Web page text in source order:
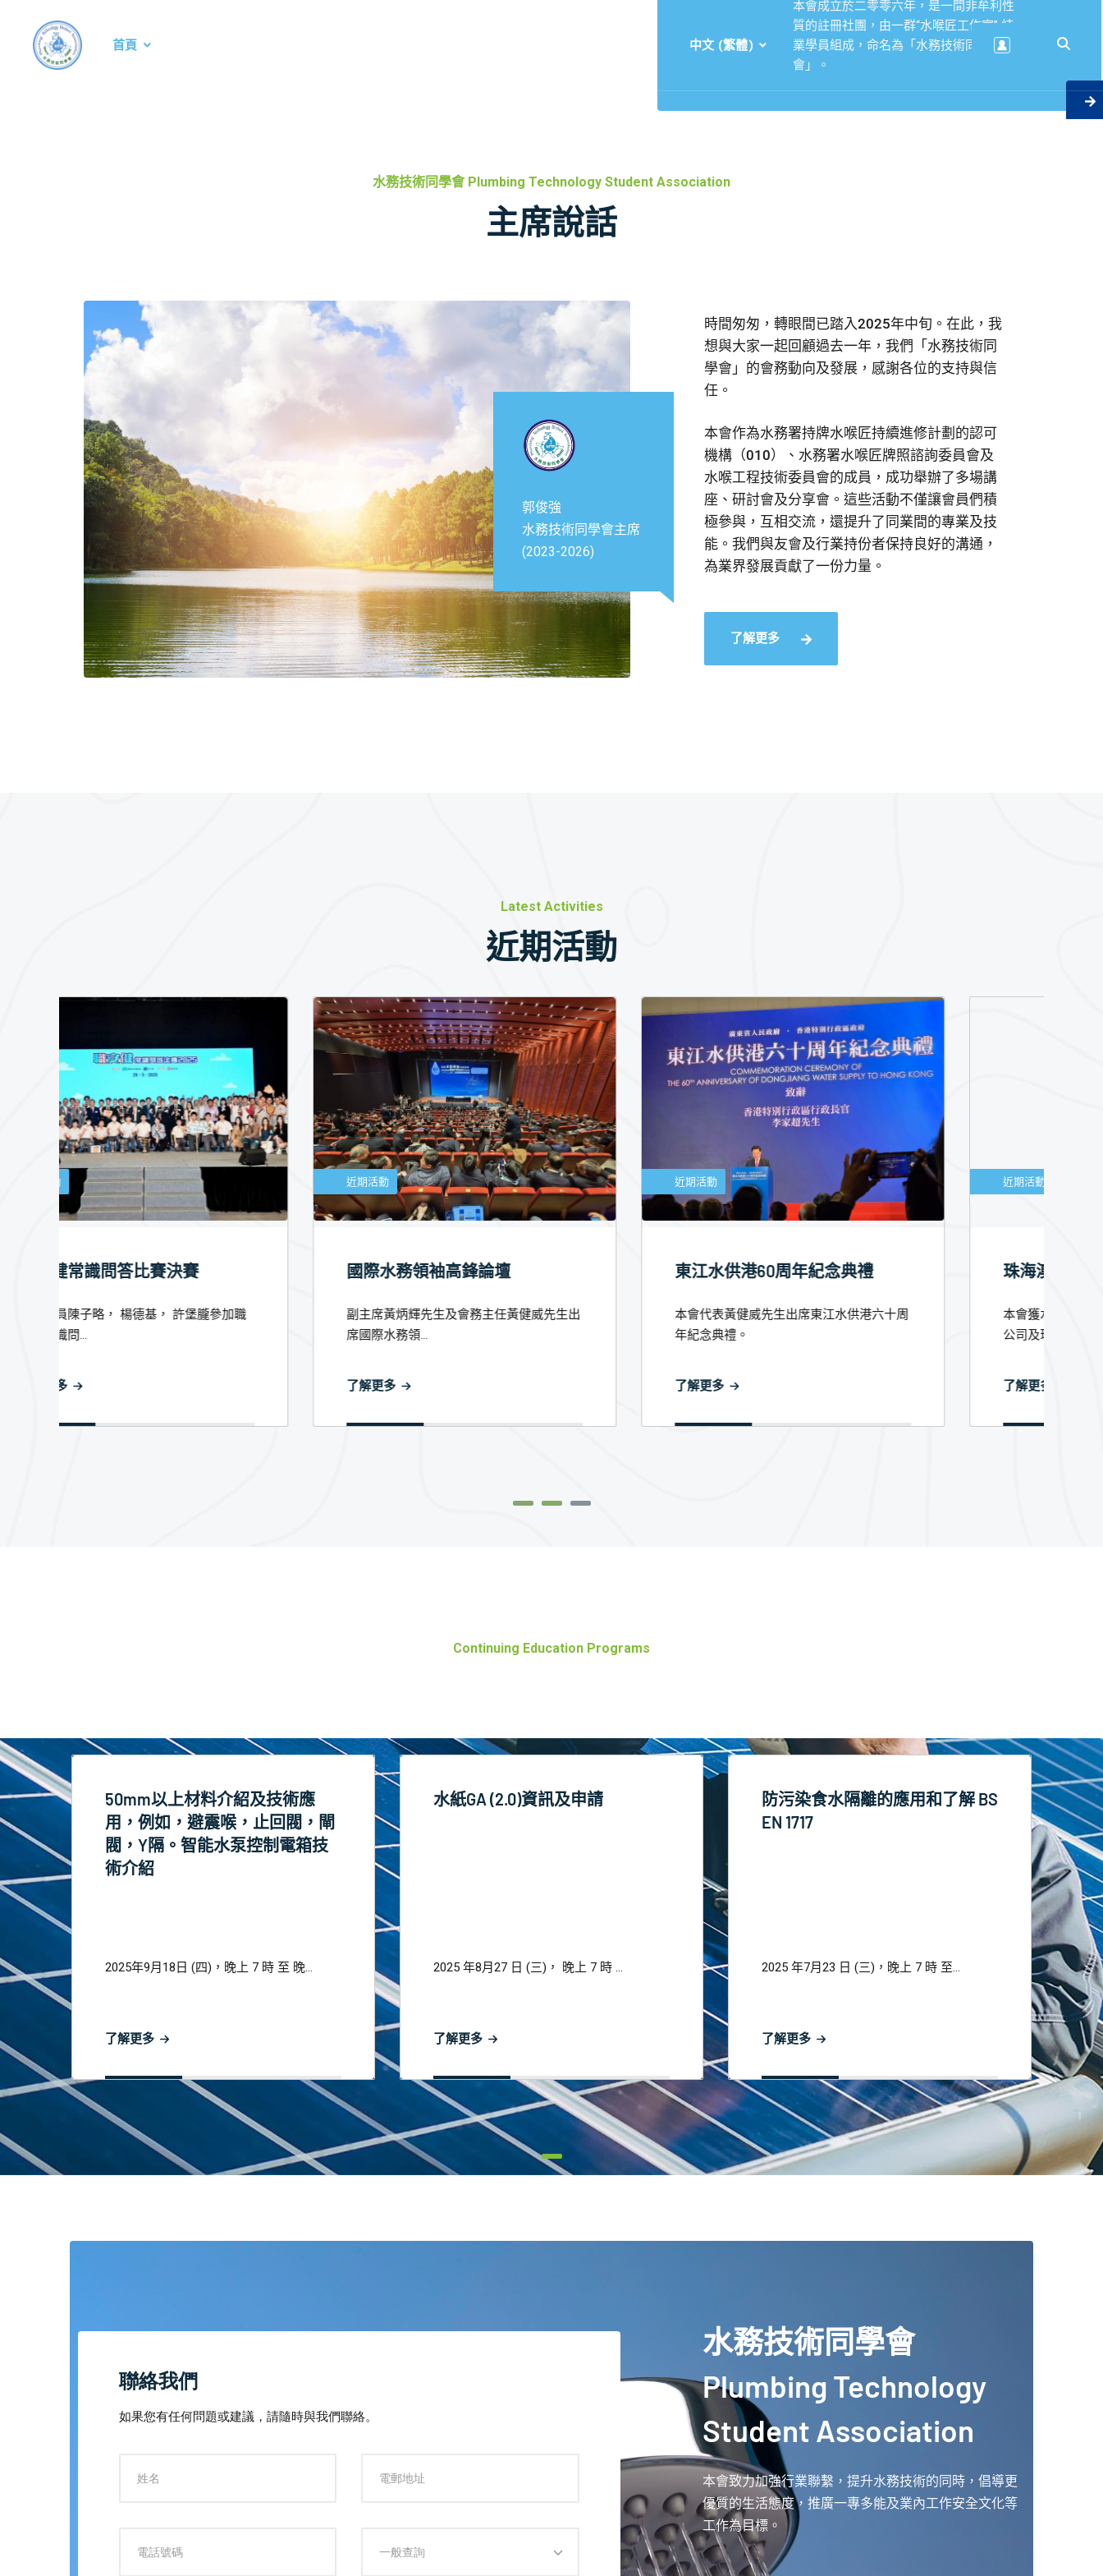
首頁 中文 (繁體)
本會成立於二零零六年，是一間非牟利性
質的註冊社團，由一群“水喉匠工作室” 結
業學員組成，命名為「水務技術同學
會」。
水務技術同學會 Plumbing Technology Student Association
主席說話
郭俊強
水務技術同學會主席
(2023-2026)
時間匆匆，轉眼間已踏入2025年中旬。在此，我
想與大家一起回顧過去一年，我們「水務技術同
學會」的會務動向及發展，感謝各位的支持與信
任。
本會作為水務署持牌水喉匠持續進修計劃的認可
機構（010）、水務署水喉匠牌照諮詢委員會及
水喉工程技術委員會的成員，成功舉辦了多場講
座、研討會及分享會。這些活動不僅讓會員們積
極參與，互相交流，還提升了同業間的專業及技
能。我們與友會及行業持份者保持良好的溝通，
為業界發展貢獻了一份力量。
了解更多
Latest Activities
近期活動
近期活動
國際水務領袖高鋒論壇
副主席黃炳輝先生及會務主任黃健威先生出
近期活動
東江水供港60周年紀念典禮
本會代表黃健威先生出席東江水供港六十周
近期活動
珠海澳門水庫參觀
本會獲水務署邀請參觀澳門自來水股份有限
Continuing Education Programs
50mm以上材料介紹及技術應
用，例如，避震喉，止回閥，閘
閥，Y隔。智能水泵控制電箱技
術介紹
2025年9月18日 (四)，晚上 7 時 至 晚...
了解更多
水紙GA (2.0)資訊及申請
2025 年8月27 日 (三)， 晚上 7 時 ...
了解更多
防污染食水隔離的應用和了解 BS
EN 1717
2025 年7月23 日 (三)，晚上 7 時 至...
了解更多
聯絡我們
如果您有任何問題或建議，請隨時與我們聯絡。
一般查詢
水務技術同學會
Plumbing Technology
Student Association
本會致力加強行業聯繫，提升水務技術的同時，倡導更
優質的生活態度，推廣一專多能及業內工作安全文化等
工作為目標。